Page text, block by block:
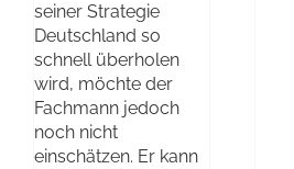
seiner Strategie
Deutschland so
schnell überholen
wird, möchte der
Fachmann jedoch
noch nicht
einschätzen. Er kann